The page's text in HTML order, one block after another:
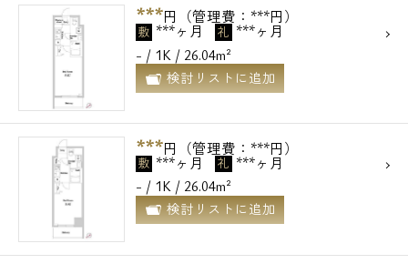
***円（管理費：***円）
敷 ***ヶ月 礼 ***ヶ月
- / 1K / 26.04m²
検討リストに追加
***円（管理費：***円）
敷 ***ヶ月 礼 ***ヶ月
- / 1K / 26.04m²
検討リストに追加